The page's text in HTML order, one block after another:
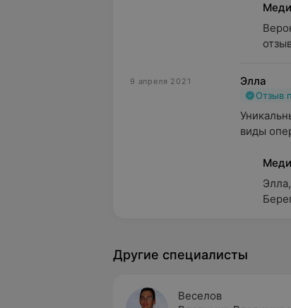
9 апреля 2021 Элла
Отзыв
виды
Другие специалисты
Веселов